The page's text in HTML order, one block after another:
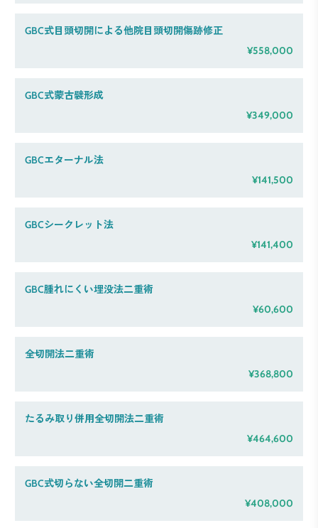
GBC式目頭切開による他院目頭切開傷跡修正
¥558,000
GBC式蒙古襞形成
¥349,000
GBCエターナル法
¥141,500
GBCシークレット法
¥141,400
GBC腫れにくい埋没法二重術
¥60,600
全切開法二重術
¥368,800
たるみ取り併用全切開法二重術
¥464,600
GBC式切らない全切開二重術
¥408,000